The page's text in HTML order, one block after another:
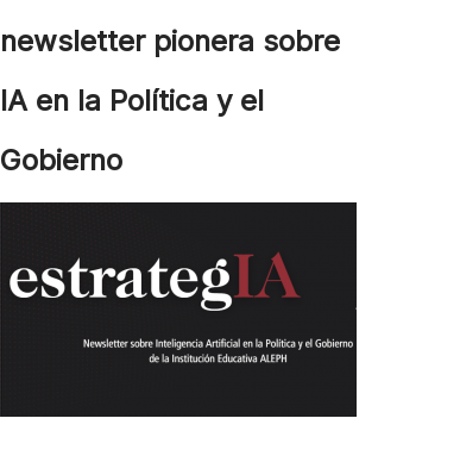
newsletter pionera sobre
IA en la Política y el
Gobierno